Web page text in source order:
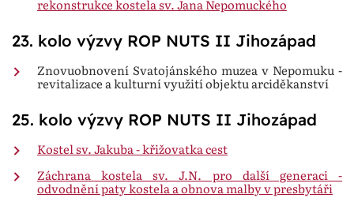
rekonstrukce kostela sv. Jana Nepomuckého
23. kolo výzvy ROP NUTS II Jihozápad
Znovuobnovení Svatojánského muzea v Nepomuku -
revitalizace a kulturní využití objektu arciděkanství
25. kolo výzvy ROP NUTS II Jihozápad
Kostel sv. Jakuba - křižovatka cest
Záchrana kostela sv. J.N. pro další generaci -
odvodnění paty kostela a obnova malby v presbytáři